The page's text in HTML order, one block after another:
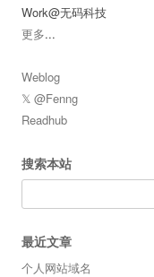
Work@无码科技
更多...
Weblog
𝕏 @Fenng
Readhub
搜索本站
for:
最近文章
个人网站域名